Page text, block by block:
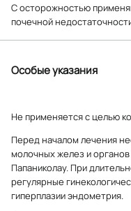
С осторожностью
почечной
Особые указания
Не применяется с целью
Перед началом лечения
молочных желез и органов
Папаниколау. При
регулярные
гиперплазии эндометрия.